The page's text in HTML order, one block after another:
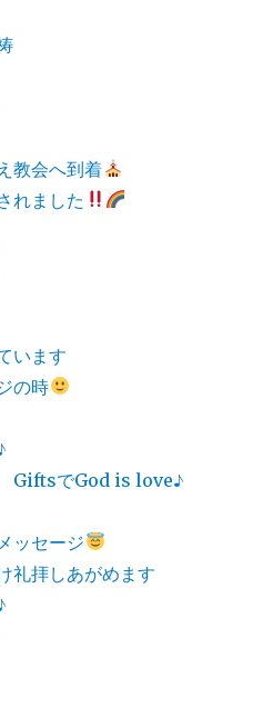
教会へ到着
れました
います
の時
GiftsでGod is love♪
ッセージ
礼拝しあがめます